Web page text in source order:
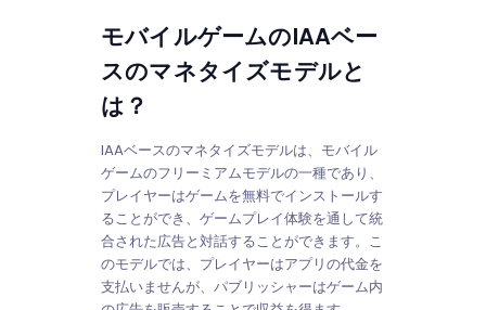
モバイルゲームのIAAベー
スのマネタイズモデルと
は？
IAAベースのマネタイズモデルは、モバイル
ゲームのフリーミアムモデルの一種であり、
プレイヤーはゲームを無料でインストールす
ることができ、ゲームプレイ体験を通して統
合された広告と対話することができます。こ
のモデルでは、プレイヤーはアプリの代金を
支払いませんが、パブリッシャーはゲーム内